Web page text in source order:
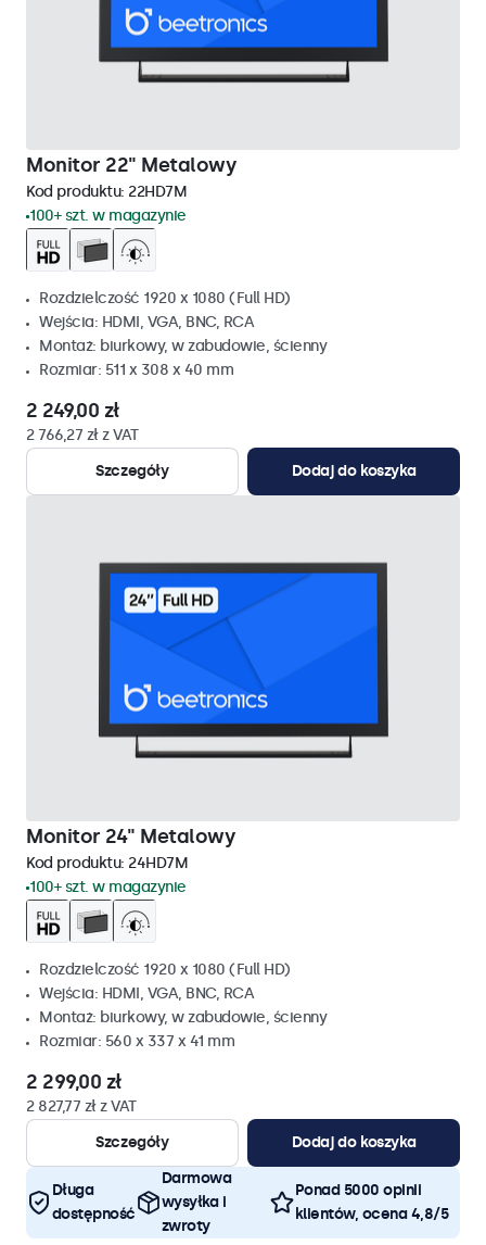
Monitor 22" Metalowy
Kod produktu: 22HD7M
100+ szt. w magazynie
Rozdzielczość 1920 x 1080 (Full HD)
Wejścia: HDMI, VGA, BNC, RCA
Montaż: biurkowy, w zabudowie, ścienny
Rozmiar: 511 x 308 x 40 mm
2 249,00 zł
2 766,27 zł z VAT
Szczegóły
Dodaj do koszyka
Monitor 24" Metalowy
Kod produktu: 24HD7M
100+ szt. w magazynie
Rozdzielczość 1920 x 1080 (Full HD)
Wejścia: HDMI, VGA, BNC, RCA
Montaż: biurkowy, w zabudowie, ścienny
Rozmiar: 560 x 337 x 41 mm
2 299,00 zł
2 827,77 zł z VAT
Szczegóły
Dodaj do koszyka
Długa
dostępność
Darmowa
wysyłka i
zwroty
Ponad 5000 opinii
klientów, ocena 4,8/5